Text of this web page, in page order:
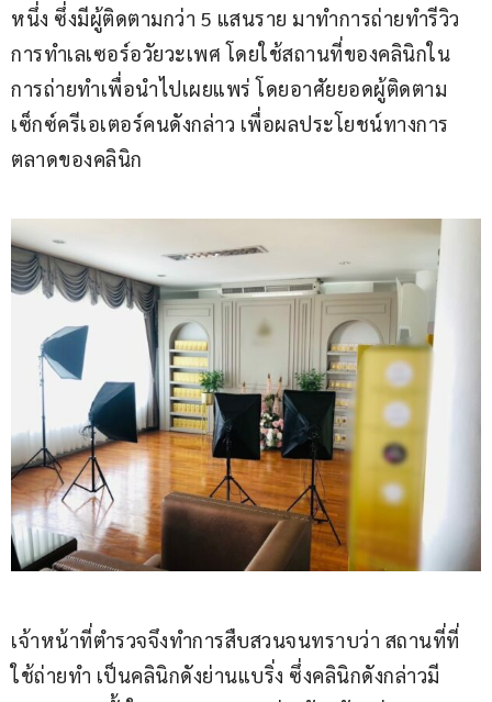
หนึ่ง ซึ่งมีผู้ติดตามกว่า 5 แสนราย มาทำการถ่ายทำรีวิว
การทำเลเซอร์อวัยวะเพศ โดยใช้สถานที่ของคลินิกใน
การถ่ายทำเพื่อนำไปเผยแพร่ โดยอาศัยยอดผู้ติดตาม
เซ็กซ์ครีเอเตอร์คนดังกล่าว เพื่อผลประโยชน์ทางการ
ตลาดของคลินิก
เจ้าหน้าที่ตำรวจจึงทำการสืบสวนจนทราบว่า สถานที่ที่
ใช้ถ่ายทำ เป็นคลินิกดังย่านแบริ่ง ซึ่งคลินิกดังกล่าวมี